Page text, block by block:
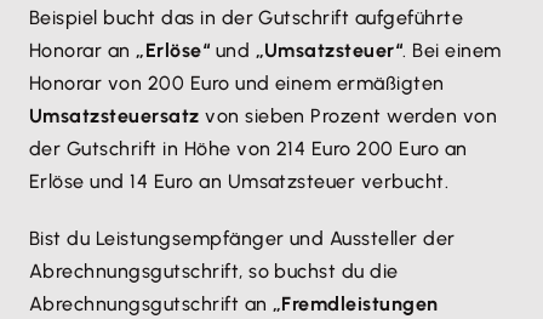
Beispiel bucht das in der Gutschrift aufgeführte
Honorar an„Erlöse“ und „Umsatzsteuer“. Bei einem
Honorar von 200 Euro und einem ermäßigten
Umsatzsteuersatz von sieben Prozent werden von
der Gutschrift in Höhe von 214 Euro 200 Euro an
Erlöse und 14 Euro an Umsatzsteuer verbucht.
Bist du Leistungsempfänger und Aussteller der
Abrechnungsgutschrift, so buchst du die
Abrechnungsgutschrift an „Fremdleistungen